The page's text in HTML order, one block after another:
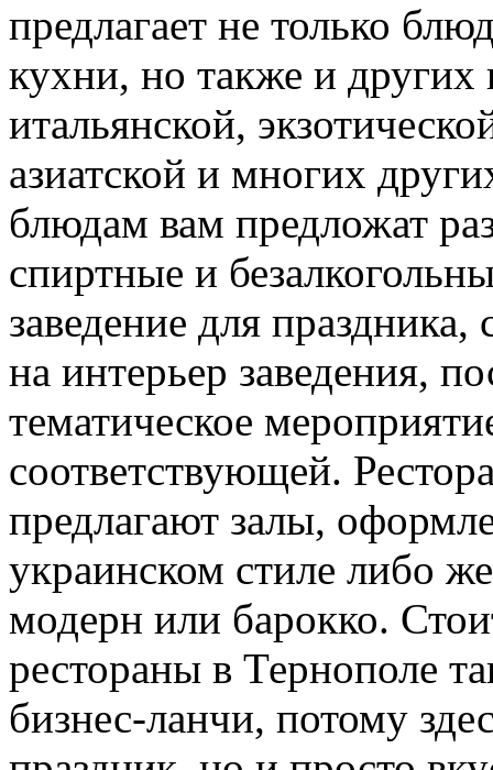
предлагает не только
кухни, но также и
итальянской,
азиатской и многих
блюдам вам предложат
спиртные и
заведение для
на интерьер заведения,
тематическое
соответствующей.
предлагают залы,
украинском стиле либо
модерн или барокко.
рестораны в Тернополе
бизнес-ланчи, потому